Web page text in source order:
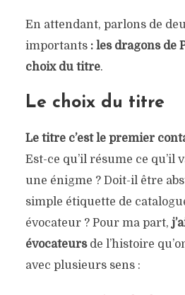
En attendant, parlons de
importants: les dragons de
choix du titre.
Le choix du titre
Le titre c’est le premier
Est-ce qu’il résume ce qu’il
une énigme ? Doit-il être
simple étiquette de
évocateur ? Pour ma part,
évocateursde l’histoire
avec plusieurs sens :